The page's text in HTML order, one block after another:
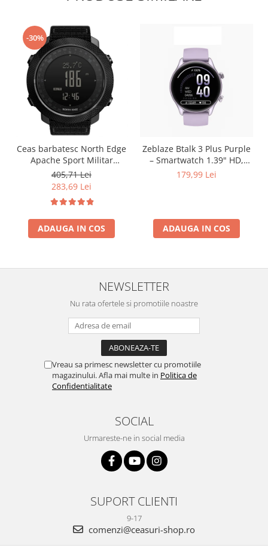
-30%
Ceas barbatesc North Edge
Apache Sport Militar
Altimetru Busola
Temperatura Barometru
Alarma Negru
405,71 Lei
283,69 Lei
ADAUGA IN COS
Zeblaze Btalk 3 Plus Purple
– Smartwatch 1.39" HD,
Apeluri Bluetooth, HR,
179,99 Lei
ADAUGA IN COS
NEWSLETTER
Nu rata ofertele si promotiile noastre
Vreau sa primesc newsletter cu promotiile
magazinului. Afla mai multe in Politica de
Confidentialitate
SOCIAL
Urmareste-ne in social media
SUPORT CLIENTI
9-17
comenzi@ceasuri-shop.ro